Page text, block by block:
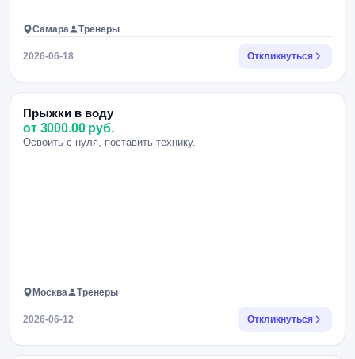
Самара Тренеры
2026-06-18 Откликнуться
Прыжки в воду
от 3000.00 руб.
Освоить с нуля, поставить технику.
Москва Тренеры
2026-06-12 Откликнуться